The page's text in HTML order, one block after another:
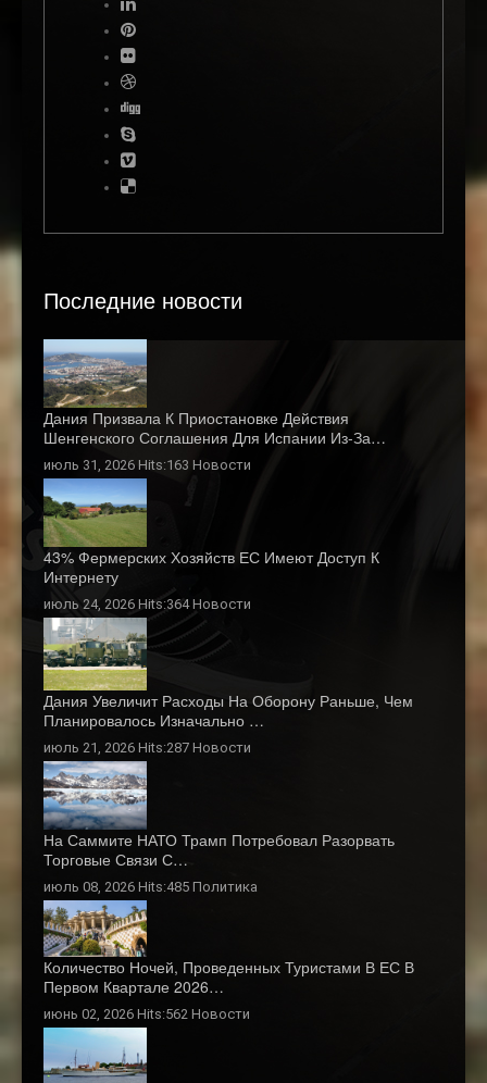
Последние новости
Дания Призвала К Приостановке Действия
Шенгенского Соглашения Для Испании Из-За…
июль 31, 2026 Hits:163 Новости
43% Фермерских Хозяйств ЕС Имеют Доступ К
Интернету
июль 24, 2026 Hits:364Новости
Дания Увеличит Расходы На Оборону Раньше, Чем
Планировалось Изначально …
июль 21, 2026 Hits:287 Новости
На Саммите НАТО Трамп Потребовал Разорвать
Торговые Связи С…
июль 08, 2026 Hits:485 Политика
Количество Ночей, Проведенных Туристами В ЕС В
Первом Квартале 2026…
июнь 02, 2026 Hits:562 Новости